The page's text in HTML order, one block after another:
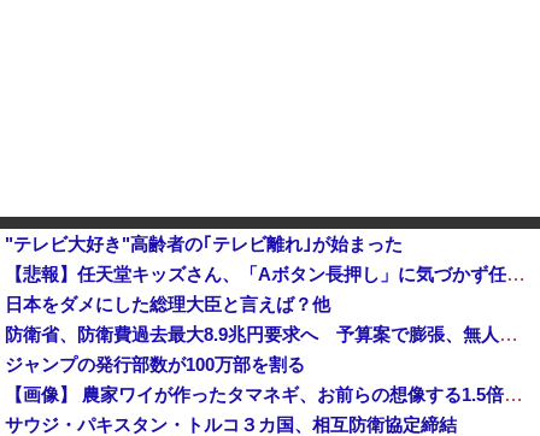
"テレビ大好き"高齢者の｢テレビ離れ｣が始まった
【悲報】任天堂キッズさん、「Aボタン長押し」に気づかず任天堂に修正させてしまう
日本をダメにした総理大臣と言えば？他
防衛省、防衛費過去最大8.9兆円要求へ 予算案で膨張、無人機・AI導入
ジャンプの発行部数が100万部を割る
【画像】 農家ワイが作ったタマネギ、お前らの想像する1.5倍はデカいぞ
サウジ・パキスタン・トルコ３カ国、相互防衛協定締結